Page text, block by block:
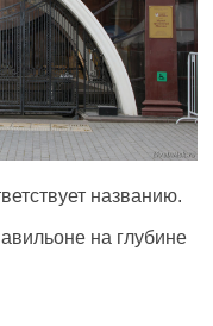
названию.
на глубине